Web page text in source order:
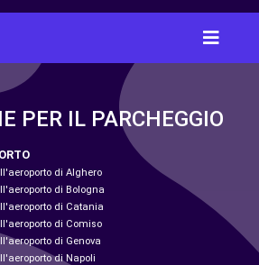
PER IL PARCHEGGIO
di Alghero
di Bologna
di Catania
di Comiso
di Genova
di Napoli